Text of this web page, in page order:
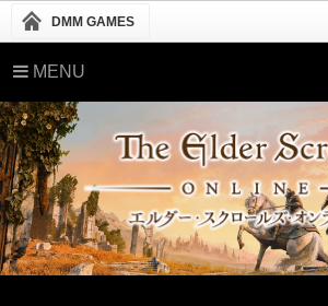
DMM GAMES
MENU